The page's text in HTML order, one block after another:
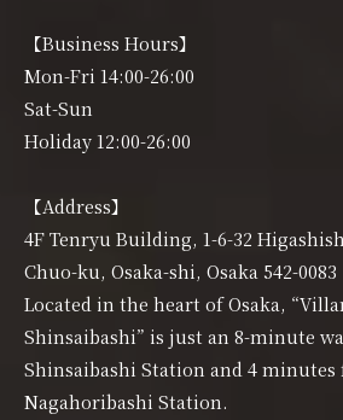
【Business Hours】
Mon-Fri 14:00-26:00
Sat-Sun
Holiday 12:00-26:00
【Address】
4F Tenryu Building, 1-6-32
Chuo-ku, Osaka-shi, Osaka 542-0083
Located in the heart of Osaka,
Shinsaibashi” is just an 8-minute
Shinsaibashi Station and 4 minutes
Nagahoribashi Station.